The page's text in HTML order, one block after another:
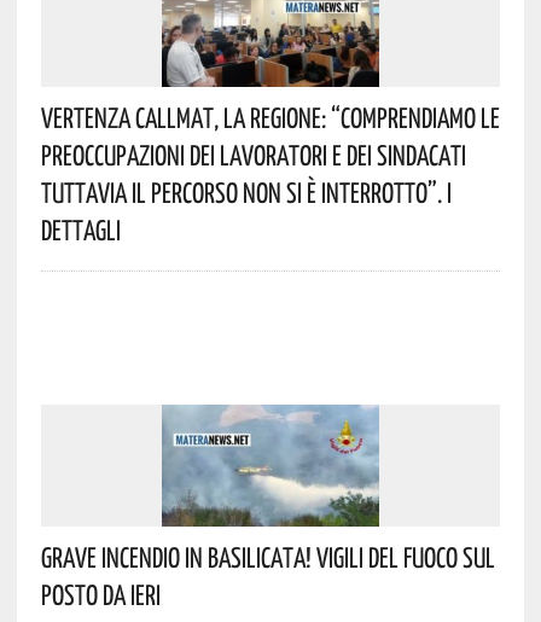
Vertenza CallMat, La Regione: “comprendiamo Le
Preoccupazioni Dei Lavoratori E Dei Sindacati
Tuttavia Il Percorso Non Si È Interrotto”. I
Dettagli
Grave Incendio In Basilicata! Vigili Del Fuoco Sul
Posto Da Ieri